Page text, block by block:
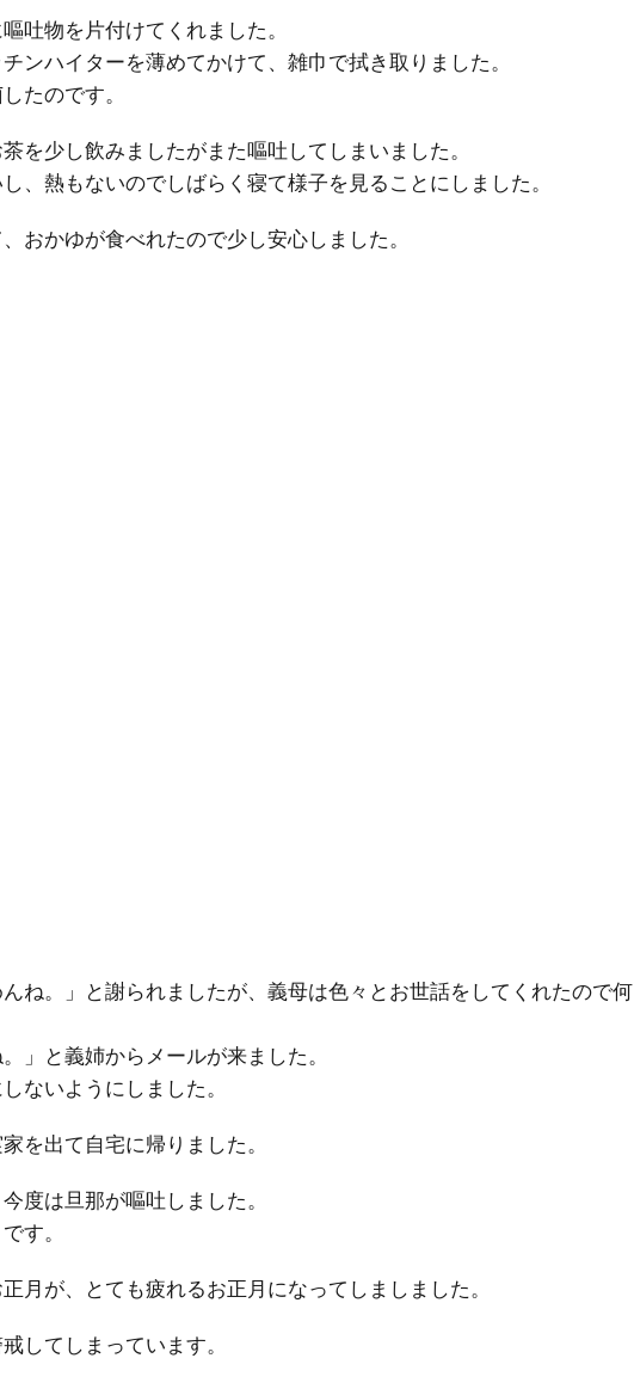
吐物を片付けてくれました。
ンハイターを薄めてかけて、雑巾で拭き取りました。
たのです。
を少し飲みましたがまた嘔吐してしまいました。
、熱もないのでしばらく寝て様子を見ることにしました。
おかゆが食べれたので少し安心しました。
ね。」と謝られましたが、義母は色々とお世話をしてくれたので何
」と義姉からメールが来ました。
ないようにしました。
を出て自宅に帰りました。
度は旦那が嘔吐しました。
す。
月が、とても疲れるお正月になってしましました。
してしまっています。